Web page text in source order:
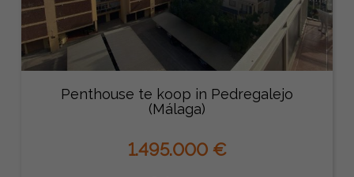
Penthouse te koop in Pedregalejo
(Málaga)
1.495.000 €